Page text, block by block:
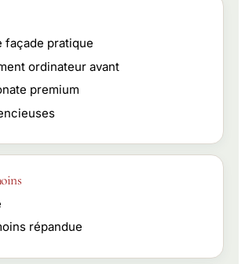
façade pratique
ordinateur avant
premium
répandue